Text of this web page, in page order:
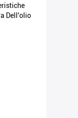
Dell'olio